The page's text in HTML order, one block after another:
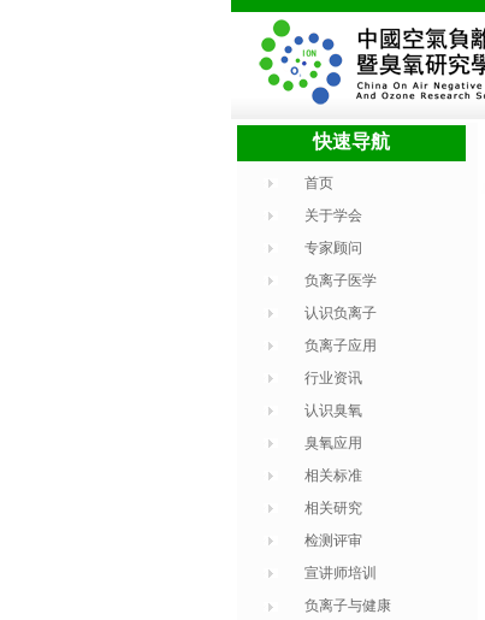
快速导航
首页
关于学会
专家顾问
负离子医学
认识负离子
负离子应用
行业资讯
认识臭氧
臭氧应用
相关标准
相关研究
检测评审
宣讲师培训
负离子与健康